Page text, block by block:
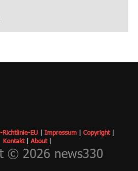
Richtlinie-EU | Impressum | Copyright|
Kontakt| About|
© 2026 news330